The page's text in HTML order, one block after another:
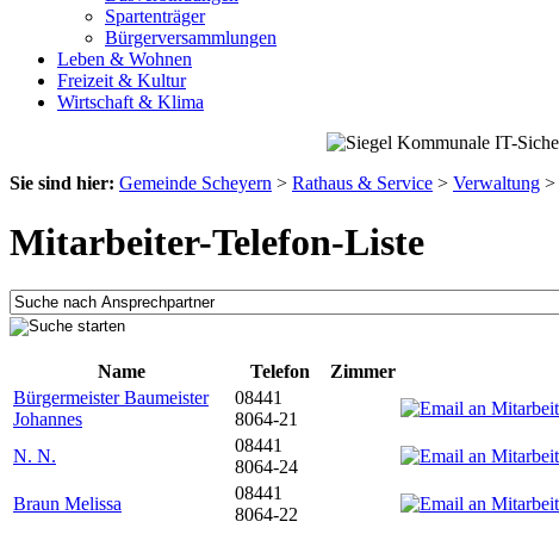
Spartenträger
Bürgerversammlungen
Leben & Wohnen
Freizeit & Kultur
Wirtschaft & Klima
Sie sind hier: Gemeinde Scheyern > Rathaus & Service > Verwaltung >
Mitarbeiter-Telefon-Liste
Name
Telefon Zimmer
Bürgermeister Baumeister
Johannes
08441
8064-21
N. N.
08441
8064-24
Braun Melissa
08441
8064-22